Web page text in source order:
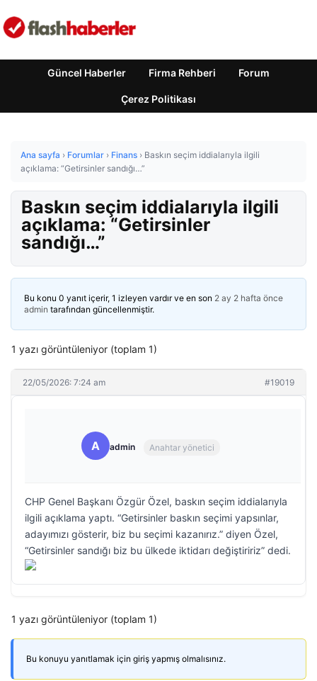
Güncel Haberler Firma Rehberi Forum
Çerez Politikası
Ana sayfa › Forumlar › Finans › Baskın seçim iddialarıyla ilgili
açıklama: “Getirsinler sandığı…”
Baskın seçim iddialarıyla ilgili
açıklama: “Getirsinler
sandığı…”
Bu konu 0 yanıt içerir, 1 izleyen vardır ve en son 2 ay 2 hafta önce
admin tarafından güncellenmiştir.
1 yazı görüntüleniyor (toplam 1)
22/05/2026: 7:24 am #19019
A admin Anahtar yönetici
CHP Genel Başkanı Özgür Özel, baskın seçim iddialarıyla
ilgili açıklama yaptı. “Getirsinler baskın seçimi yapsınlar,
adayımızı gösterir, biz bu seçimi kazanırız.” diyen Özel,
“Getirsinler sandığı biz bu ülkede iktidarı değiştiririz” dedi.
1 yazı görüntüleniyor (toplam 1)
Bu konuyu yanıtlamak için giriş yapmış olmalısınız.